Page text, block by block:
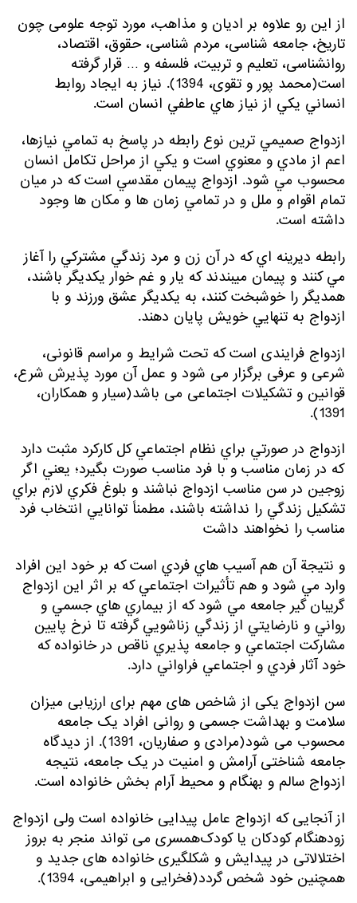
از این رو علاوه بر ادیان و مذاهب، مورد توجه علومی چون
تاریخ، جامعه شناسی، مردم شناسی، حقوق، اقتصاد،
روانشناسی، تعلیم و تربیت، فلسفه و … قرار گرفته
است(محمد پور و تقوی، 1394). نياز به ايجاد روابط
انساني يكي از نياز هاي عاطفي انسان است.
ازدواج صميمي ترين نوع رابطه در پاسخ به تمامي نيازها،
اعم از مادي و معنوي است و يكي از مراحل تكامل انسان
محسوب مي شود. ازدواج پيمان مقدسي است كه در ميان
تمام اقوام و ملل و در تمامي زمان ها و مكان ها وجود
داشته است.
رابطه ديرينه اي كه در آن زن و مرد زندگي مشتركي را آغاز
مي كنند و پيمان مي­بندند كه يار و غم خوار يكديگر باشند،
همديگر را خوشبخت كنند، به يكديگر عشق ورزند و با
ازدواج به تنهايي خويش پايان دهند.
ازدواج فرایندی است که تحت شرایط و مراسم قانونی،
شرعی و عرفی برگزار می شود و عمل آن مورد پذیرش شرع،
قوانین و تشکیلات اجتماعی می باشد(سیار و همکاران،
1391).
ازدواج در صورتي براي نظام اجتماعي كل كاركرد مثبت دارد
كه در زمان مناسب و با فرد مناسب صورت بگيرد؛ يعني اگر
زوجين در سن مناسب ازدواج نباشند و بلوغ فكري لازم براي
تشكيل زندگي را نداشته باشند، مطمناً توانايي انتخاب فرد
مناسب را نخواهند داشت
و نتيجة آن هم آسيب هاي فردي است كه بر خود اين افراد
وارد مي شود و هم تأثيرات اجتماعي كه بر اثر اين ازدواج
گريبان گير جامعه مي شود كه از بيماري هاي جسمي و
رواني و نارضايتي از زندگي زناشويي گرفته تا نرخ پايين
مشاركت اجتماعي و جامعه پذيري ناقص در خانواده كه
خود آثار فردي و اجتماعي فراواني دارد.
سن ازدواج یکی از شاخص های مهم برای ارزیابی میزان
سلامت و بهداشت جسمی و روانی افراد یک جامعه
محسوب می شود(مرادی و صفاریان، 1391). از دیدگاه
جامعه شناختی آرامش و امنیت در یک جامعه، نتیجه
ازدواج سالم و بهنگام و محیط آرام بخش خانواده است.
از آنجایی که ازدواج عامل پیدایی خانواده است ولی ازدواج
زودهنگام کودکان یا کودک‌همسری می تواند منجر به بروز
اختلالاتی در پیدایش و شکلگیری خانواده های جدید و
همچنین خود شخص گردد(فخرایی و ابراهیمی، 1394).